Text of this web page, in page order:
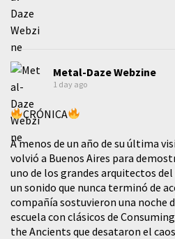
Metal-Daze Webzine
1 day ago
CRÓNICA
A menos de un año de su última
volvió a Buenos Aires para
uno de los grandes arquitectos
un sonido que nunca terminó de
compañía sostuvieron una noche
escuela con clásicos de
the Ancients que desataron el